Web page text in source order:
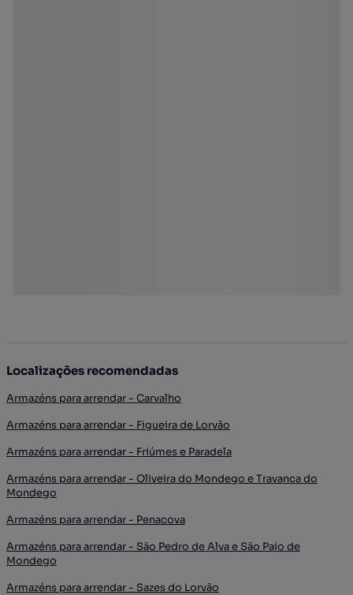
Localizações recomendadas
Armazéns para arrendar - Carvalho
Armazéns para arrendar - Figueira de Lorvão
Armazéns para arrendar - Friúmes e Paradela
Armazéns para arrendar - Oliveira do Mondego e Travanca do
Mondego
Armazéns para arrendar - Penacova
Armazéns para arrendar - São Pedro de Alva e São Paio de
Mondego
Armazéns para arrendar - Sazes do Lorvão